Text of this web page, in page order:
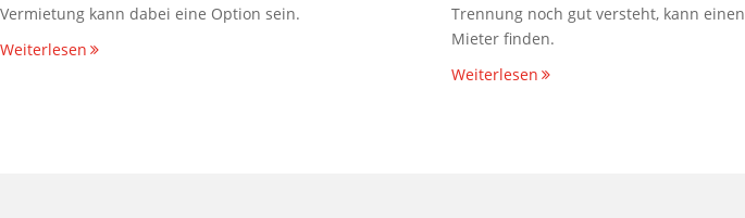
Vermietung kann dabei eine Option sein.
Weiterlesen
Trennung noch gut versteht, kann
Mieter finden.
Weiterlesen